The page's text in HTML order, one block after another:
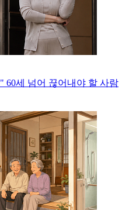
60세 넘어 끊어내야 할 사람